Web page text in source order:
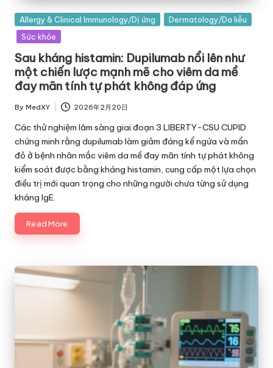
Posted
in
Allergy & Clinical Immunology/Dị ứng
Dermatology/Da liễu
Sức khỏe
Sau kháng histamin: Dupilumab nổi lên như
một chiến lược mạnh mẽ cho viêm da mề
đay mãn tính tự phát không đáp ứng
Posted
by
By MedXY 2026年2月20日
Các thử nghiệm lâm sàng giai đoạn 3 LIBERTY-CSU CUPID
chứng minh rằng dupilumab làm giảm đáng kể ngứa và mẩn
đỏ ở bệnh nhân mắc viêm da mề đay mãn tính tự phát không
kiểm soát được bằng kháng histamin, cung cấp một lựa chọn
điều trị mới quan trọng cho những người chưa từng sử dụng
kháng IgE.
Read More